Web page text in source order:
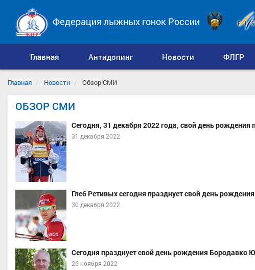
Федерация лыжных гонок России
Главная Антидопинг Новости ФЛГР
Главная Новости Обзор СМИ
ОБЗОР СМИ
Сегодня, 31 декабря 2022 года, свой день
31 декабря 2022
Глеб Ретивых сегодня празднует свой день рождения
30 декабря 2022
Сегодня празднует свой день рождения Бородавко
26 ноября 2022